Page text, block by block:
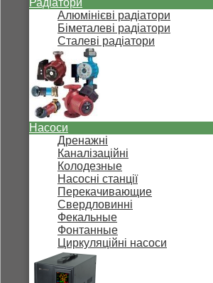
Радіатори
Алюмінієві радіатори
Біметалеві радіатори
Сталеві радіатори
Насоси
Дренажні
Каналізаційні
Колодезные
Насосні станції
Перекачивающие
Свердловинні
Фекальные
Фонтанные
Циркуляційні насоси